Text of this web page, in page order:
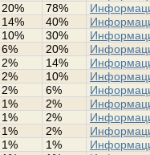
20% 78%
14% 40%
10% 30%
6% 20%
2% 14%
2% 10%
2% 6%
1% 2%
1% 2%
1% 2%
1% 1%